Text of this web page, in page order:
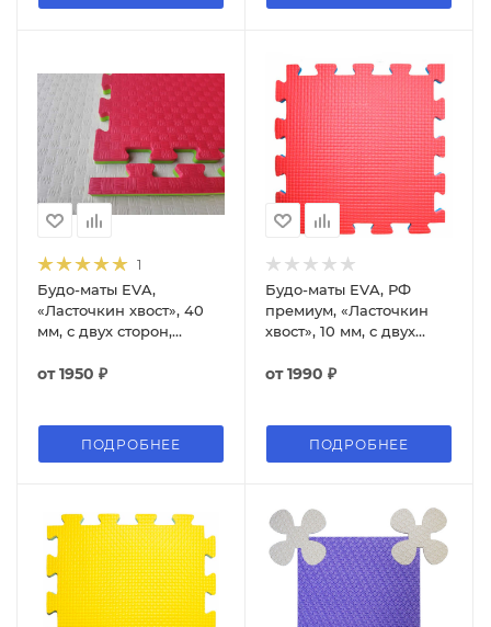
1
Будо-маты EVA,
«Ласточкин хвост», 40
мм, с двух сторон,
от1950 ₽
ПОДРОБНЕЕ
Будо-маты EVA, РФ
премиум, «Ласточкин
хвост», 10 мм, с двух
от1990 ₽
ПОДРОБНЕЕ